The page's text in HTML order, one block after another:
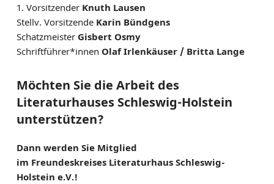
1. VorsitzenderKnuth Lausen
Stellv. Vorsitzende Karin Bündgens
SchatzmeisterGisbert Osmy
Schriftführer*innen Olaf Irlenkäuser / Britta Lange
Möchten Sie die Arbeit des
Literaturhauses Schleswig-Holstein
unterstützen?
Dann werden Sie Mitglied
im Freundeskreises Literaturhaus Schleswig-
Holstein e.V.!
31
1 2 3
STELLENAUSSCHREIBUNGEN
RAUMNUTZUNG
FREUNDESKREIS
NETZWERK DER LITERATURHÄUSER
FÖRDERER
KONTAKT & ANFAHRT